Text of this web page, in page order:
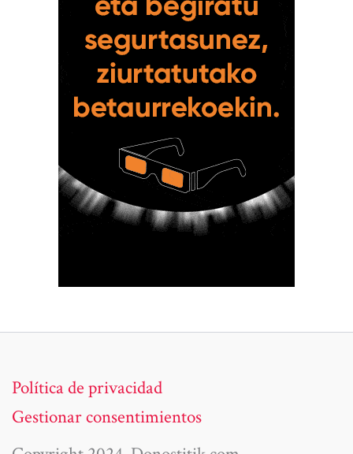
Política de privacidad
Gestionar consentimientos